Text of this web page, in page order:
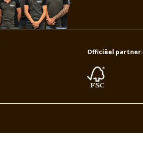
Officiëel partner: